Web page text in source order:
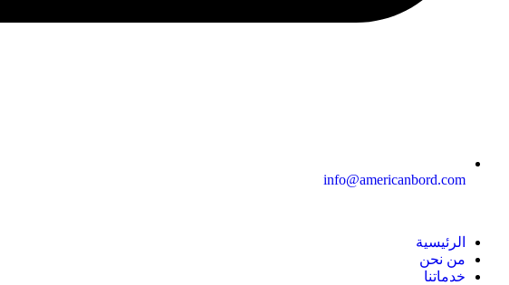
info@americanbord.com
الرئيسية
من نحن
خدماتنا